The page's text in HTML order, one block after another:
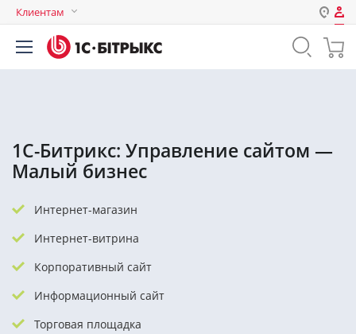
Клиентам
Авторизация
Пароль
Забыли свой пароль?
1С-Битрикс: Управление сайтом —
Малый бизнес
Интернет-магазин
Интернет-витрина
Корпоративный сайт
Информационный сайт
Торговая площадка